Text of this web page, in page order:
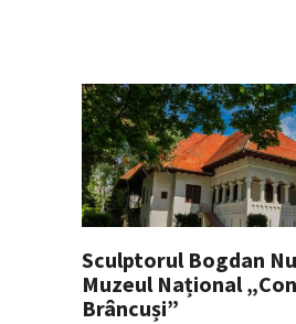
Sculptorul Bogdan
Muzeul Național
Brâncuși”